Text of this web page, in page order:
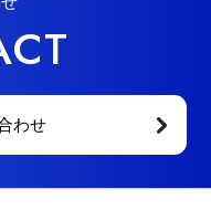
わせ